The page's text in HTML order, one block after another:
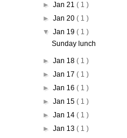
►Jan 21( 1 )
►Jan 20( 1 )
▼Jan 19( 1 )
Sunday lunch
►Jan 18( 1 )
►Jan 17( 1 )
►Jan 16( 1 )
►Jan 15( 1 )
►Jan 14( 1 )
►Jan 13( 1 )